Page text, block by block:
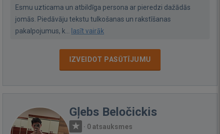
Esmu uzticama un atbildīga persona ar pieredzi dažādās
jomās. Piedāvāju tekstu tulkošanas un rakstīšanas
pakalpojumus, k... lasīt vairāk
IZVEIDOT PASŪTĪJUMU
Gļebs Beločickis
· 0 atsauksmes